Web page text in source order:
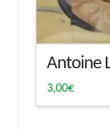
Antoine
3,00€